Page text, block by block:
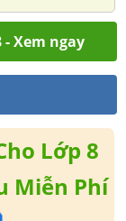
- Xem ngay
Lớp 8
Miễn Phí